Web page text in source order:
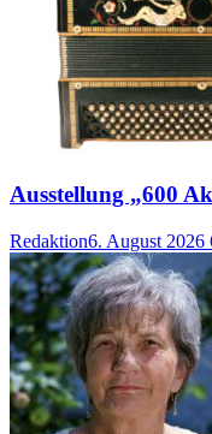
Ausstellung „600
Redaktion6. August 2026